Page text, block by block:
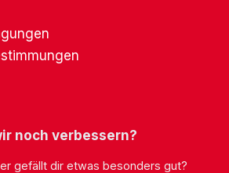
noch verbessern?
gefällt dir etwas besonders gut?